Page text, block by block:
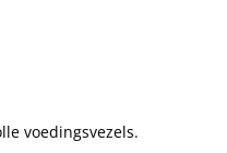
voedingsvezels.